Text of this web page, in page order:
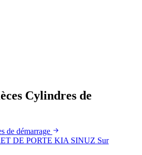
Cylindres de
de démarrage
Sur